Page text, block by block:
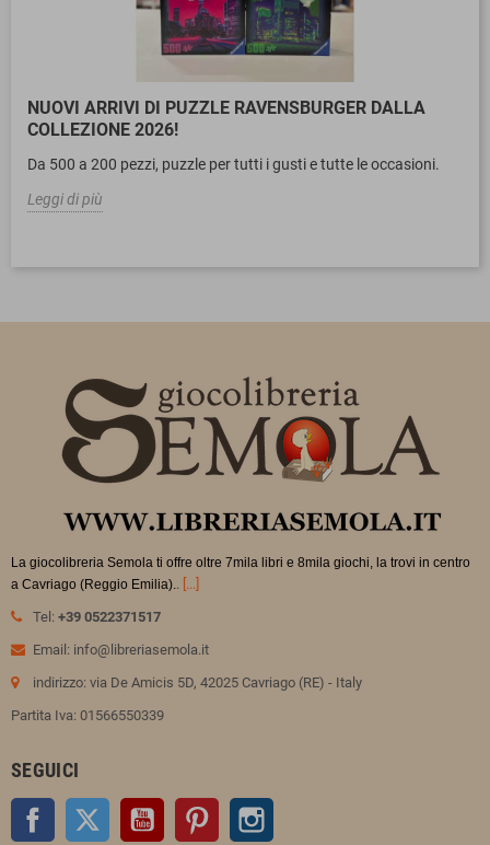
NUOVI ARRIVI DI PUZZLE RAVENSBURGER DALLA
COLLEZIONE 2026!
Da 500 a 200 pezzi, puzzle per tutti i gusti e tutte le occasioni.
Leggi di più
La giocolibreria Semola ti offre oltre 7mila libri e 8mila giochi, la trovi in centro
a Cavriago (Reggio Emilia). . [...]
Tel: +39 0522371517
Email: info@libreriasemola.it
indirizzo: via De Amicis 5D, 42025 Cavriago (RE) - Italy
Partita Iva: 01566550339
SEGUICI
Facebook Twitter YouTube Pinterest